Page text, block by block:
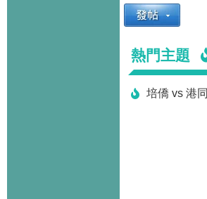
熱門主題
培僑 vs 港同